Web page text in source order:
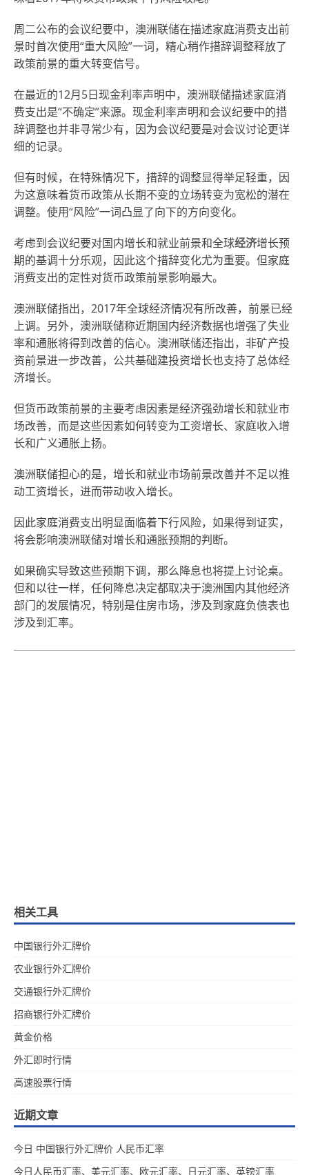
周二公布的会议纪要中，澳洲联储在描述家庭消费支出前
景时首次使用“重大风险”一词，精心稍作措辞调整释放了
政策前景的重大转变信号。
在最近的12月5日现金利率声明中，澳洲联储描述家庭消
费支出是“不确定”来源。现金利率声明和会议纪要中的措
辞调整也并非寻常少有，因为会议纪要是对会议讨论更详
细的记录。
但有时候，在特殊情况下，措辞的调整显得举足轻重，因
为这意味着货币政策从长期不变的立场转变为宽松的潜在
调整。使用“风险”一词凸显了向下的方向变化。
考虑到会议纪要对国内增长和就业前景和全球经济增长预
期的基调十分乐观，因此这个措辞变化尤为重要。但家庭
消费支出的定性对货币政策前景影响最大。
澳洲联储指出，2017年全球经济情况有所改善，前景已经
上调。另外，澳洲联储称近期国内经济数据也增强了失业
率和通胀将得到改善的信心。澳洲联储还指出，非矿产投
资前景进一步改善，公共基础建投资增长也支持了总体经
济增长。
但货币政策前景的主要考虑因素是经济强劲增长和就业市
场改善，而是这些因素如何转变为工资增长、家庭收入增
长和广义通胀上扬。
澳洲联储担心的是，增长和就业市场前景改善并不足以推
动工资增长，进而带动收入增长。
因此家庭消费支出明显面临着下行风险，如果得到证实，
将会影响澳洲联储对增长和通胀预期的判断。
如果确实导致这些预期下调，那么降息也将提上讨论桌。
但和以往一样，任何降息决定都取决于澳洲国内其他经济
部门的发展情况，特别是住房市场，涉及到家庭负债表也
涉及到汇率。
相关工具
中国银行外汇牌价
农业银行外汇牌价
交通银行外汇牌价
招商银行外汇牌价
黄金价格
外汇即时行情
高速股票行情
近期文章
今日 中国银行外汇牌价 人民币汇率
今日人民币汇率、美元汇率、欧元汇率、日元汇率、英镑汇率